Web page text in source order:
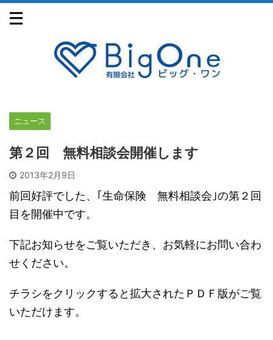
ニュース
第２回 無料相談会開催します
2013年2月9日
前回好評でした、｢生命保険 無料相談会｣の第２回
目を開催中です。
下記お知らせをご覧いただき、お気軽にお問い合わ
せください。
チラシをクリックすると拡大されたＰＤＦ版がご覧
いただけます。